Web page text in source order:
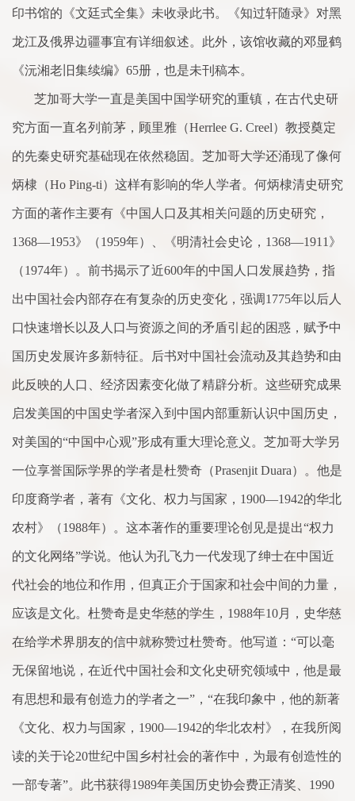
印书馆的《文廷式全集》未收录此书。《知过轩随录》对黑
龙江及俄界边疆事宜有详细叙述。此外，该馆收藏的邓显鹤
《沅湘老旧集续编》 65册，也是未刊稿本。
芝加哥大学一直是美国中国学研究的重镇，在古代史研
究方面一直名列前茅，顾里雅（Herrlee G. Creel）教授奠定
的先秦史研究基础现在依然稳固。芝加哥大学还涌现了像何
炳棣（Ho Ping-ti）这样有影响的华人学者。何炳棣清史研究
方面的著作主要有《中国人口及其相关问题的历史研究，
1368—1953》（1959年）、《明清社会史论， 1368—1911 》
（1974年）。前书揭示了近600年的中国人口发展趋势，指
出中国社会内部存在有复杂的历史变化，强调1775年以后人
口快速增长以及人口与资源之间的矛盾引起的困惑，赋予中
国历史发展许多新特征。后书对中国社会流动及其趋势和由
此反映的人口、经济因素变化做了精辟分析。这些研究成果
启发美国的中国史学者深入到中国内部重新认识中国历史，
对美国的“中国中心观”形成有重大理论意义。芝加哥大学另
一位享誉国际学界的学者是杜赞奇（Prasenjit Duara）。他是
印度裔学者，著有《文化、权力与国 家 ， 1900—1942的华北
农村》（1988年）。这本著作的重要理论创见是提出“权力
的文化网络”学说。他认为孔飞力一代发现了绅士在中国近
代社会的地位和作用，但真正介于国 家和社会中间的力量，
应该是文化。杜赞奇是史华慈的学生， 1988年10月，史华慈
在给学术界朋友的信中就称赞过杜赞奇。他写道：“可以毫
无保留地说，在近代中国社会和文化史研究领域中，他是最
有思想和最有创造力的学者之一”，“在我印象中，他的新著
《文化、权力与国 家 ， 1900—1942的华北农村》，在我所阅
读的关于论20世纪中国乡村社会的著作中，为最有创造性的
一部专著”。此书获得1989年美国历史协会费正清奖、 1990